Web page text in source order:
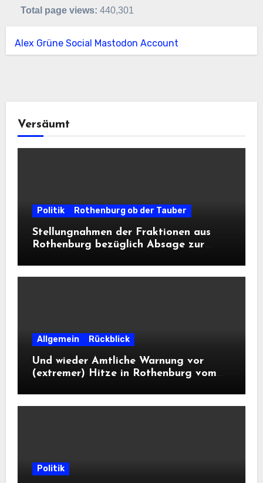
Total page views:440,301
Alex Grüne Social Mastodon Account
Versäumt
Politik Rothenburg ob der Tauber
Stellungnahmen der Fraktionen aus
Rothenburg bezüglich Absage zur
Allgemein Rückblick
Und wieder Amtliche Warnung vor
(extremer) Hitze in Rothenburg vom
Politik